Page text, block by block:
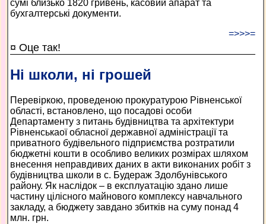
сумі близько 1820 гривень, касовий апарат та
бухгалтерські документи.
=>>>=
¤ Оце так!
Ні школи, ні грошей
Перевіркою, проведеною прокуратурою Рівненської
області, встановлено, що посадові особи
Департаменту з питань будівництва та архітектури
Рівненськaої обласної державної адміністрації та
приватного будівельного підприємства розтратили
бюджетні кошти в особливо великих розмірах шляхом
внесення неправдивих даних в акти виконаних робіт з
будівництва школи в с. Будераж Здолбунівського
району. Як наслідок – в експлуатацію здано лише
частину цілісного майнового комплексу навчального
закладу, а бюджету завдано збитків на суму понад 4
млн. грн.